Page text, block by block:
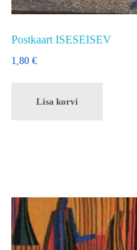
Postkaart ISESEISEV
1,80 €
Lisa korvi